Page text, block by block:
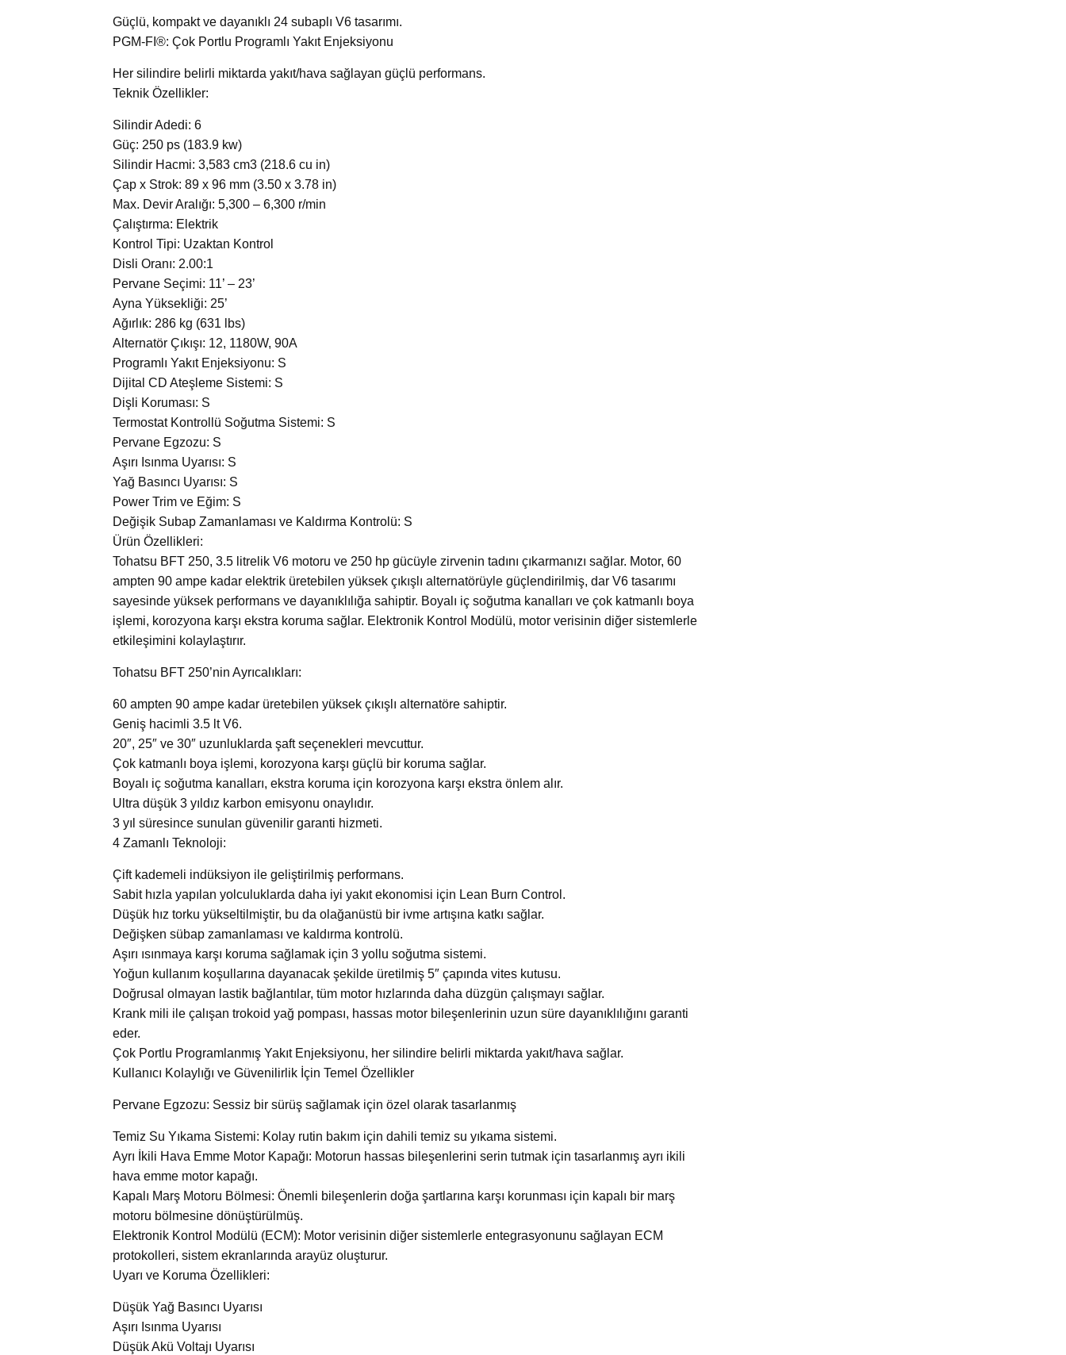
Güçlü, kompakt ve dayanıklı 24 subaplı V6 tasarımı.
PGM-FI®: Çok Portlu Programlı Yakıt Enjeksiyonu
Her silindire belirli miktarda yakıt/hava sağlayan güçlü performans.
Teknik Özellikler:
Silindir Adedi: 6
Güç: 250 ps (183.9 kw)
Silindir Hacmi: 3,583 cm3 (218.6 cu in)
Çap x Strok: 89 x 96 mm (3.50 x 3.78 in)
Max. Devir Aralığı: 5,300 – 6,300 r/min
Çalıştırma: Elektrik
Kontrol Tipi: Uzaktan Kontrol
Disli Oranı: 2.00:1
Pervane Seçimi: 11’ – 23’
Ayna Yüksekliği: 25’
Ağırlık: 286 kg (631 lbs)
Alternatör Çıkışı: 12, 1180W, 90A
Programlı Yakıt Enjeksiyonu: S
Dijital CD Ateşleme Sistemi: S
Dişli Koruması: S
Termostat Kontrollü Soğutma Sistemi: S
Pervane Egzozu: S
Aşırı Isınma Uyarısı: S
Yağ Basıncı Uyarısı: S
Power Trim ve Eğim: S
Değişik Subap Zamanlaması ve Kaldırma Kontrolü: S
Ürün Özellikleri:
Tohatsu BFT 250, 3.5 litrelik V6 motoru ve 250 hp gücüyle zirvenin tadını çıkarmanızı sağlar. Motor, 60
ampten 90 ampe kadar elektrik üretebilen yüksek çıkışlı alternatörüyle güçlendirilmiş, dar V6 tasarımı
sayesinde yüksek performans ve dayanıklılığa sahiptir. Boyalı iç soğutma kanalları ve çok katmanlı boya
işlemi, korozyona karşı ekstra koruma sağlar. Elektronik Kontrol Modülü, motor verisinin diğer sistemlerle
etkileşimini kolaylaştırır.
Tohatsu BFT 250’nin Ayrıcalıkları:
60 ampten 90 ampe kadar üretebilen yüksek çıkışlı alternatöre sahiptir.
Geniş hacimli 3.5 lt V6.
20″, 25″ ve 30″ uzunluklarda şaft seçenekleri mevcuttur.
Çok katmanlı boya işlemi, korozyona karşı güçlü bir koruma sağlar.
Boyalı iç soğutma kanalları, ekstra koruma için korozyona karşı ekstra önlem alır.
Ultra düşük 3 yıldız karbon emisyonu onaylıdır.
3 yıl süresince sunulan güvenilir garanti hizmeti.
4 Zamanlı Teknoloji:
Çift kademeli indüksiyon ile geliştirilmiş performans.
Sabit hızla yapılan yolculuklarda daha iyi yakıt ekonomisi için Lean Burn Control.
Düşük hız torku yükseltilmiştir, bu da olağanüstü bir ivme artışına katkı sağlar.
Değişken sübap zamanlaması ve kaldırma kontrolü.
Aşırı ısınmaya karşı koruma sağlamak için 3 yollu soğutma sistemi.
Yoğun kullanım koşullarına dayanacak şekilde üretilmiş 5″ çapında vites kutusu.
Doğrusal olmayan lastik bağlantılar, tüm motor hızlarında daha düzgün çalışmayı sağlar.
Krank mili ile çalışan trokoid yağ pompası, hassas motor bileşenlerinin uzun süre dayanıklılığını garanti
eder.
Çok Portlu Programlanmış Yakıt Enjeksiyonu, her silindire belirli miktarda yakıt/hava sağlar.
Kullanıcı Kolaylığı ve Güvenilirlik İçin Temel Özellikler
Pervane Egzozu: Sessiz bir sürüş sağlamak için özel olarak tasarlanmış
Temiz Su Yıkama Sistemi: Kolay rutin bakım için dahili temiz su yıkama sistemi.
Ayrı İkili Hava Emme Motor Kapağı: Motorun hassas bileşenlerini serin tutmak için tasarlanmış ayrı ikili
hava emme motor kapağı.
Kapalı Marş Motoru Bölmesi: Önemli bileşenlerin doğa şartlarına karşı korunması için kapalı bir marş
motoru bölmesine dönüştürülmüş.
Elektronik Kontrol Modülü (ECM): Motor verisinin diğer sistemlerle entegrasyonunu sağlayan ECM
protokolleri, sistem ekranlarında arayüz oluşturur.
Uyarı ve Koruma Özellikleri:
Düşük Yağ Basıncı Uyarısı
Aşırı Isınma Uyarısı
Düşük Akü Voltajı Uyarısı